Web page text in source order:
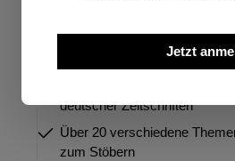
und internationale
deutscher Zeitschriften
Über 20 verschiedene
zum Stöbern
Jetzt